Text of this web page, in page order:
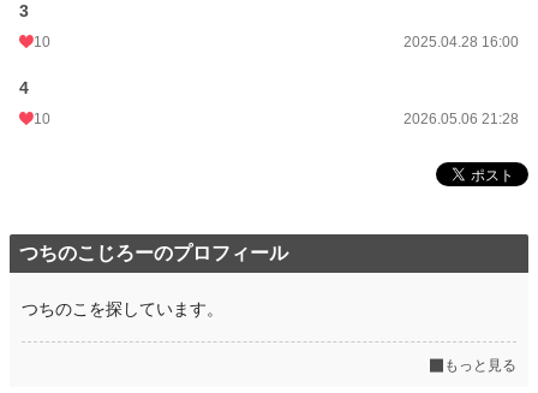
3
10 2025.04.28 16:00
4
10 2026.05.06 21:28
つちのこじろーのプロフィール
つちのこを探しています。
もっと見る